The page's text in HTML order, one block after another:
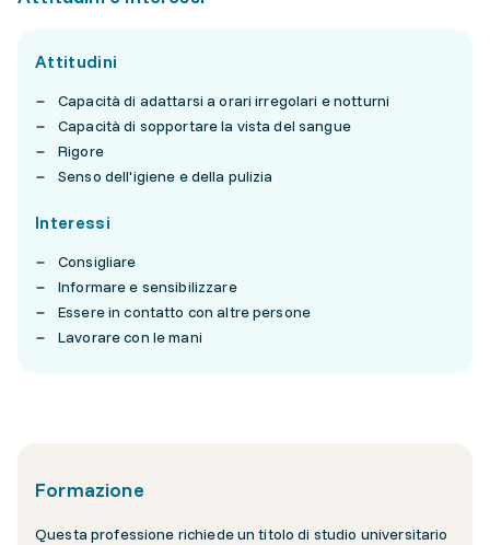
Attitudini
Capacità di adattarsi a orari irregolari e notturni
Capacità di sopportare la vista del sangue
Rigore
Senso dell'igiene e della pulizia
Interessi
Consigliare
Informare e sensibilizzare
Essere in contatto con altre persone
Lavorare con le mani
Formazione
Questa professione richiede un titolo di studio universitario